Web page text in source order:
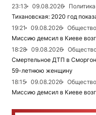
23:13 09.08.2026
Политика
Тихановская: 2020 год
19:21
09.08.2026
Миссию демсил в Киеве
18:28
09.08.2026
Смертельное ДТП в
59-летнюю женщину
18:15
09.08.2026
Миссию демсил в Киеве